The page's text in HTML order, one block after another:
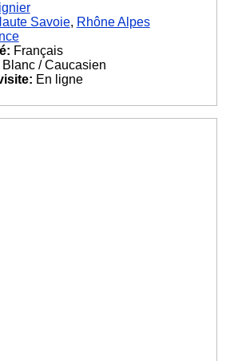
Savoie, Rhône Alpes
Français
Blanc / Caucasien
En ligne